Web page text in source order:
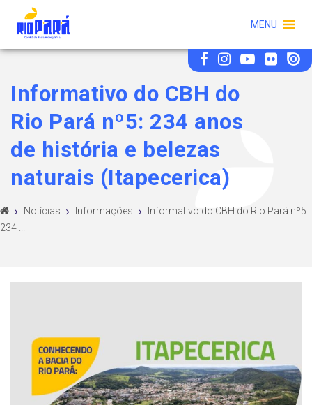
MENU
Informativo do CBH do
Rio Pará nº5: 234 anos
de história e belezas
naturais (Itapecerica)
Notícias Informações
Informativo do CBH do Rio Pará nº5:
234 ...